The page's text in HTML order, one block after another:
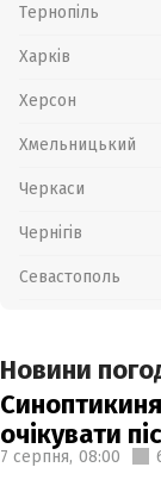
Тернопіль
Харків
Херсон
Хмельницький
Черкаси
Чернігів
Севастополь
Новини
очікувати
7 серпня, 08:00